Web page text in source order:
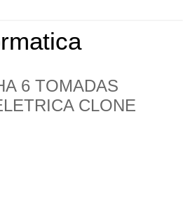
6 TOMADAS
CLONE